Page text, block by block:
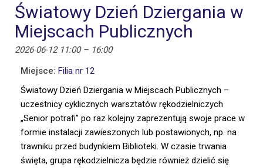
Światowy Dzień Dziergania w
Miejscach Publicznych
2026-06-12 11:00– 16:00
Miejsce: Filia nr 12
Światowy Dzień Dziergania w Miejscach Publicznych –
uczestnicy cyklicznych warsztatów rękodzielniczych
„Senior potrafi” po raz kolejny zaprezentują swoje prace w
formie instalacji zawieszonych lub postawionych, np. na
trawniku przed budynkiem Biblioteki. W czasie trwania
święta, grupa rękodzielnicza będzie również dzielić się